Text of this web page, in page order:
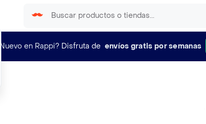
¿Nuevo en Rappi? Disfruta de envíos gratis por semanas